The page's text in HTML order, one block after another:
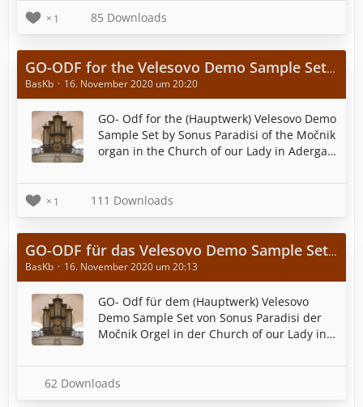
1 85 Downloads
GO-ODF for the Velesovo Demo Sample Set from Sonus Paradisi
BasKb 16. November 2020 um 20:20
GO- Odf for the (Hauptwerk) Velesovo Demo
Sample Set by Sonus Paradisi of the Močnik
organ in the Church of our Lady in Adergas
interface is optimized for a screen
resolution of 1280x800 pixels
1 111 Downloads
GO-ODF für das Velesovo Demo Sample Set von Sonus Paradisi
BasKb 16. November 2020 um 20:13
GO- Odf für dem (Hauptwerk) Velesovo
Demo Sample Set von Sonus Paradisi der
Močnik Orgel in der Church of our Lady in
Benutzeroberfläche ist für eine
Bildschirmauflösung von 1280x800 Pixel
optimiert.
62 Downloads